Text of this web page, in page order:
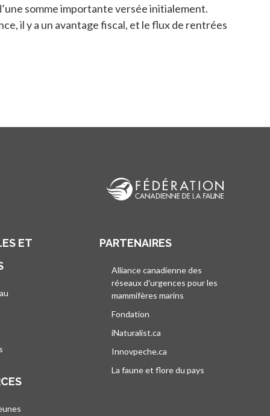
somme importante versée initialement.
il y a un avantage fiscal, et le flux de rentrées
ET
PARTENAIRES
Alliance canadienne des
réseaux d'urgences pour les
mammifères marins
Fondation
iNaturalist.ca
Innovpeche.ca
La faune et flore du pays